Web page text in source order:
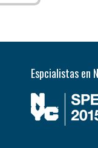
Espcialistas en